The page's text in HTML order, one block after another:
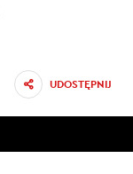
UDOSTĘPNIJ